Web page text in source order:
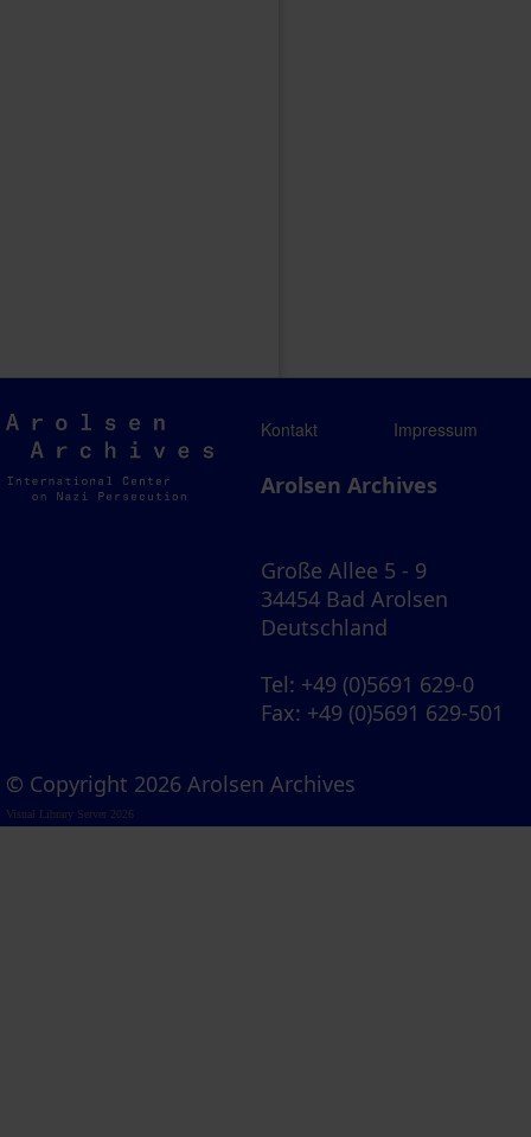
Arolsen
Archives
Kontakt Impressum
Arolsen Archives
Große Allee 5 - 9
34454 Bad Arolsen
Deutschland
Tel: +49 (0)5691 629-0
Fax: +49 (0)5691 629-501
© Copyright 2026 Arolsen Archives
Visual Library Server 2026